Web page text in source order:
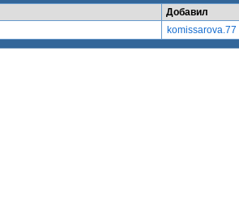
Добавил
komissarova.77